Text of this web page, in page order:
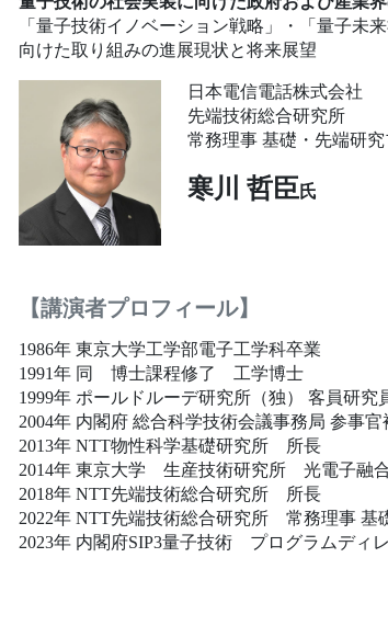
「量子技術イノベーション戦略」・「量子未
向けた取り組みの進展現状と将来展望
日本電信電話株式会社
先端技術総合研究所
常務理事 基礎・先端研
寒川 哲臣 氏
【講演者プロフィール】
1986年 東京大学工学部電子工学科卒業
1991年 同 博士課程修了 工学博士
1999年 ポールドルーデ研究所（独） 客員研究
2004年 内閣府 総合科学技術会議事務局 参事官
2013年 NTT物性科学基礎研究所 所長
2014年 東京大学 生産技術研究所 光電子融
2018年 NTT先端技術総合研究所 所長
2022年 NTT先端技術総合研究所 常務理事 基
2023年 内閣府SIP3量子技術 プログラムディ